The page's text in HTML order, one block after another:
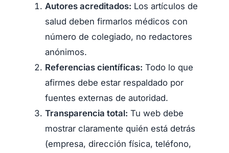
Autores acreditados: Los artículos de
salud deben firmarlos médicos con
número de colegiado, no redactores
anónimos.
Referencias científicas: Todo lo que
afirmes debe estar respaldado por
fuentes externas de autoridad.
Transparencia total: Tu web debe
mostrar claramente quién está detrás
(empresa, dirección física, teléfono,